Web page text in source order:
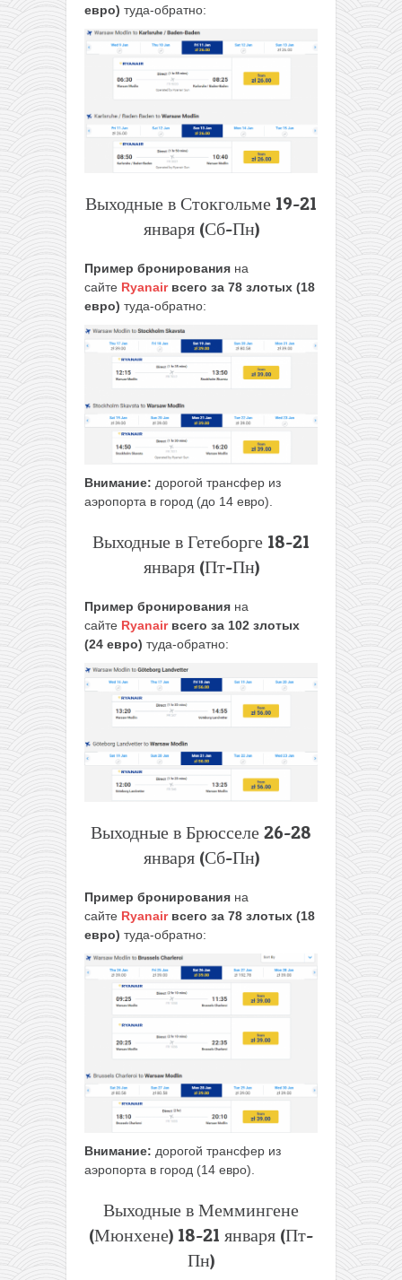
евро) туда-обратно:
Выходные в Стокгольме 19-21
января (Сб-Пн)
Пример бронирования на
сайте Ryanair всего за 78 злотых (18
евро) туда-обратно:
Внимание: дорогой трансфер из
аэропорта в город (до 14 евро).
Выходные в Гетеборге 18-21
января (Пт-Пн)
Пример бронирования на
сайте Ryanair всего за 102 злотых
(24 евро) туда-обратно:
Выходные в Брюсселе 26-28
января (Сб-Пн)
Пример бронирования на
сайте Ryanair всего за 78 злотых (18
евро) туда-обратно:
Внимание: дорогой трансфер из
аэропорта в город (14 евро).
Выходные в Меммингене
(Мюнхене) 18-21 января (Пт-
Пн)